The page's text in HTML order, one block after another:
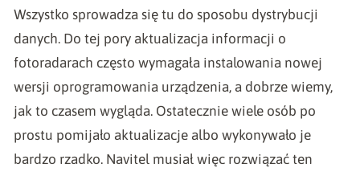
Wszystko sprowadza się tu do sposobu dystrybucji
danych. Do tej pory aktualizacja informacji o
fotoradarach często wymagała instalowania nowej
wersji oprogramowania urządzenia, a dobrze wiemy,
jak to czasem wygląda. Ostatecznie wiele osób po
prostu pomijało aktualizacje albo wykonywało je
bardzo rzadko. Navitel musiał więc rozwiązać ten